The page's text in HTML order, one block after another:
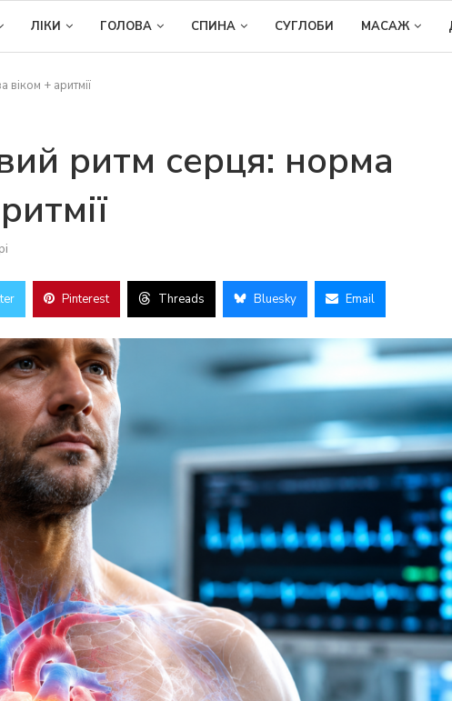
ЛІКИ ГОЛОВА СПИНА СУГЛОБИ МАСАЖ
+ аритмії
ритм серця: норма
Pinterest Threads Bluesky Email